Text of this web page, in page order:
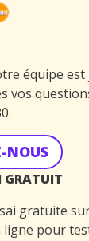
équipe
vos
NOUS
GRATUIT
gratuite
pour